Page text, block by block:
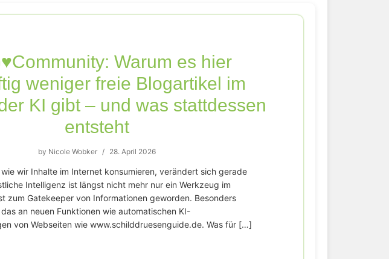
Warum es hier
weniger freie Blogartikel im
KI gibt – und was stattdessen
entsteht
by Nicole Wobker / 28. April 2026
wie wir Inhalte im Internet konsumieren, verändert sich gerade
Intelligenz ist längst nicht mehr nur ein Werkzeug im
zum Gatekeeper von Informationen geworden. Besonders
an neuen Funktionen wie automatischen KI-
von Webseiten wie www.schilddruesenguide.de. Was für […]